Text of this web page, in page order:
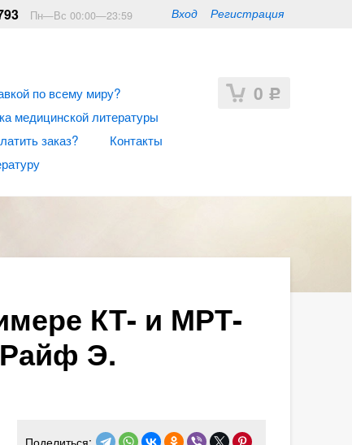
Вход Регистрация
Пн—Вс 00:00—23:59
0 Р
по всему миру?
медицинской литературы
заказ?
Контакты
КТ- и МРТ-
Э.
Поделиться: